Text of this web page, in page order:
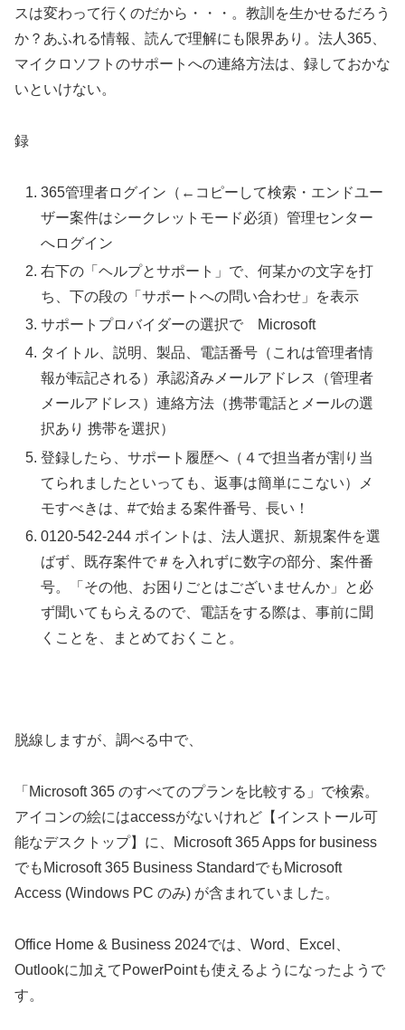
スは変わって行くのだから・・・。教訓を生かせるだろう
か？あふれる情報、読んで理解にも限界あり。法人365、
マイクロソフトのサポートへの連絡方法は、録しておかな
いといけない。
録
365管理者ログイン（←コピーして検索・エンドユー
ザー案件はシークレットモード必須）管理センター
へログイン
右下の「ヘルプとサポート」で、何某かの文字を打
ち、下の段の「サポートへの問い合わせ」を表示
サポートプロバイダーの選択で Microsoft
タイトル、説明、製品、電話番号（これは管理者情
報が転記される）承認済みメールアドレス（管理者
メールアドレス）連絡方法（携帯電話とメールの選
択あり 携帯を選択）
登録したら、サポート履歴へ（４で担当者が割り当
てられましたといっても、返事は簡単にこない）メ
モすべきは、#で始まる案件番号、長い！
0120-542-244 ポイントは、法人選択、新規案件を選
ばず、既存案件で＃を入れずに数字の部分、案件番
号。「その他、お困りごとはございませんか」と必
ず聞いてもらえるので、電話をする際は、事前に聞
くことを、まとめておくこと。
脱線しますが、調べる中で、
「Microsoft 365 のすべてのプランを比較する」で検索。
アイコンの絵にはaccessがないけれど【インストール可
能なデスクトップ】に、Microsoft 365 Apps for business
でもMicrosoft 365 Business StandardでもMicrosoft
Access (Windows PC のみ) が含まれていました。
Office Home & Business 2024では、Word、Excel、
Outlookに加えてPowerPointも使えるようになったようで
す。